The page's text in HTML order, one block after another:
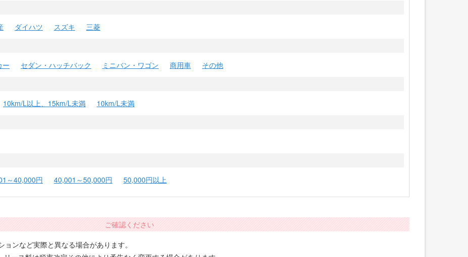
ダイハツ スズキ
三菱
ー セダン・ハッチバック ミニバン・ワゴン 商用車
その他
10km/L以上、15km/L未満
10km/L未満
～40,000円 40,001～50,000円 50,000円以上
ご確認ください
ンなど実際と異なる場合があります。